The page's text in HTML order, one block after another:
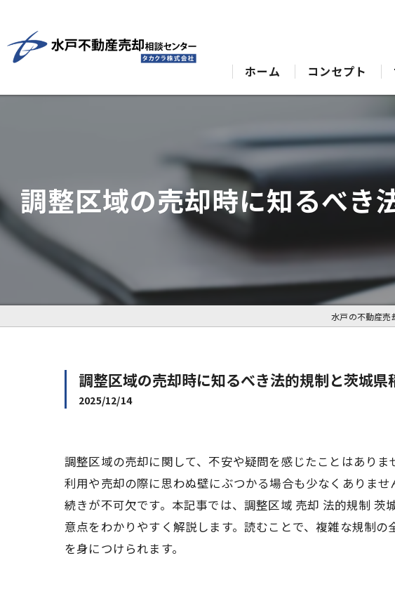
ホーム コンセプト
水戸の不動産売却
水戸の不動産売却
調整区域の売却時に知るべき
水戸の不動産売
調整区域の売却時に知るべき法的規制と茨城
2025/12/14
調整区域の売却に関して、不安や疑問を感じたことはあり
利用や売却の際に思わぬ壁にぶつかる場合も少なくありま
続きが不可欠です。本記事では、調整区域 売却 法的規制
意点をわかりやすく解説します。読むことで、複雑な規制
を身につけられます。